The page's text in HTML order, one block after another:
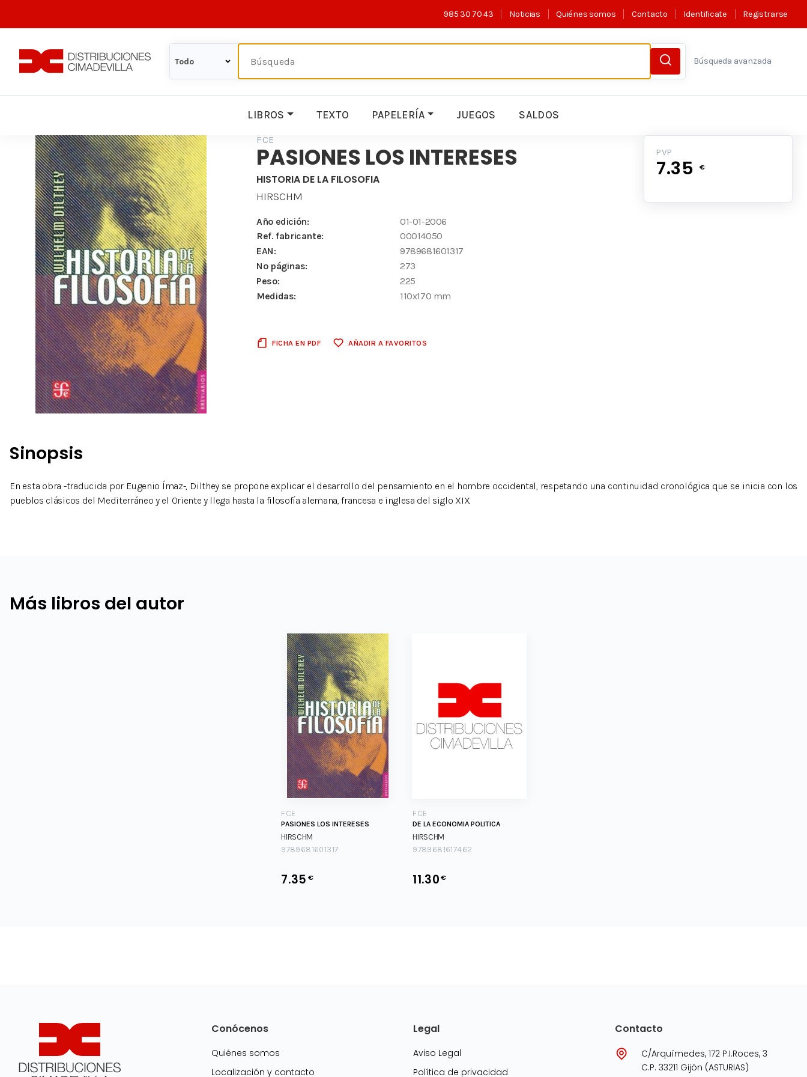
985 30 70 43 Noticias Quiénes somos Contacto Identificate Registrarse
Búsqueda avanzada
LIBROS TEXTO PAPELERÍA JUEGOS SALDOS
FCE
PASIONES LOS INTERESES
HISTORIA DE LA FILOSOFIA
HIRSCHM
Año edición:
01-01-2006
Ref. fabricante:
00014050
EAN:
9789681601317
Nº páginas:
273
Peso:
225
Medidas:
110x170 mm
FICHA EN PDF AÑADIR A FAVORITOS
PVP
7.35 €
Sinopsis
En esta obra -traducida por Eugenio Ímaz-, Dilthey se propone explicar el desarrollo del pensamiento en el hombre occidental, respetando una continuidad cronológica que se inicia con los
pueblos clásicos del Mediterráneo y el Oriente y llega hasta la filosofía alemana, francesa e inglesa del siglo XIX.
Más libros del autor
FCE
PASIONES LOS INTERESES
HIRSCHM
9789681601317
7.35 €
FCE
DE LA ECONOMIA POLITICA
HIRSCHM
9789681617462
11.30€
Conócenos
Quiénes somos
Localización y contacto
Legal
Aviso Legal
Política de privacidad
Contacto
C/Arquímedes, 172 P.I.Roces, 3
C.P. 33211 Gijón (ASTURIAS)